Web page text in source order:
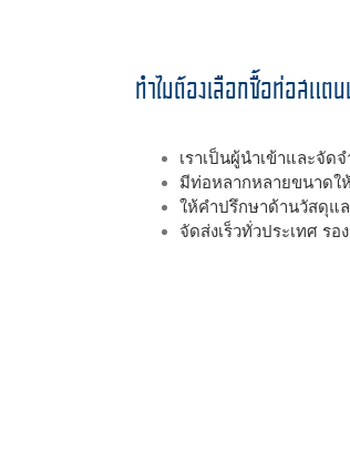
ทำไมต้องเลือกซื้อท่อสแต
เราเป็นผู้นำเข้าและจัด
มีท่อหลากหลายขนาดใ
ให้คำปรึกษาด้านวัสดุแ
จัดส่งเร็วทั่วประเทศ รอ